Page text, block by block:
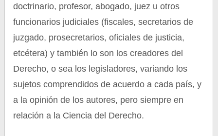
doctrinario, profesor, abogado, juez u otros
funcionarios judiciales (fiscales, secretarios de
juzgado, prosecretarios, oficiales de justicia,
etcétera) y también lo son los creadores del
Derecho, o sea los legisladores, variando los
sujetos comprendidos de acuerdo a cada país, y
a la opinión de los autores, pero siempre en
relación a la Ciencia del Derecho.